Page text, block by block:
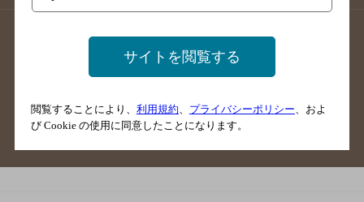
店舗登録方法のご案内
店舗情報更新方法のご案内
掲載店舗様ログイン
ご意見・ご感想
サイトを閲覧する
閲覧することにより、 利用規約 プライバシーポリシー 、およ
び Cookie の使用に同意したことになります。